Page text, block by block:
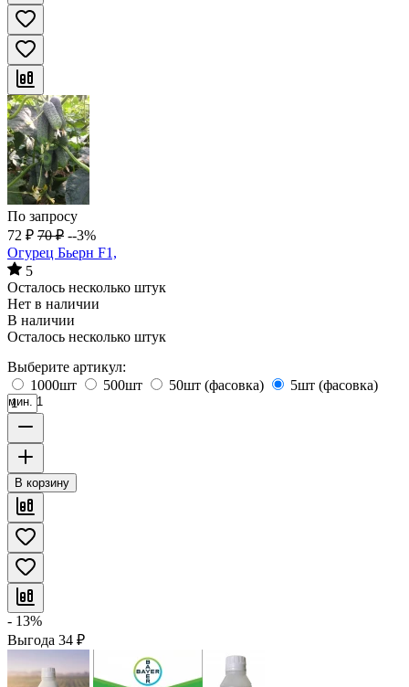
По запросу
72 ₽ 70 ₽ --3%
Огурец Бьерн F1,
5
Осталось несколько штук
Нет в наличии
В наличии
Осталось несколько штук
Выберите артикул:
1000шт
500шт 50шт (фасовка) 5шт (фасовка)
мин. 1
В корзину
- 13%
Выгода 34 ₽